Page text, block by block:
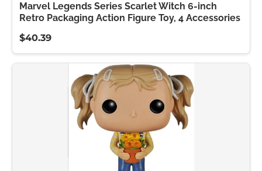
Marvel Legends Series Scarlet Witch 6-inch
Retro Packaging Action Figure Toy, 4 Accessories
$40.39